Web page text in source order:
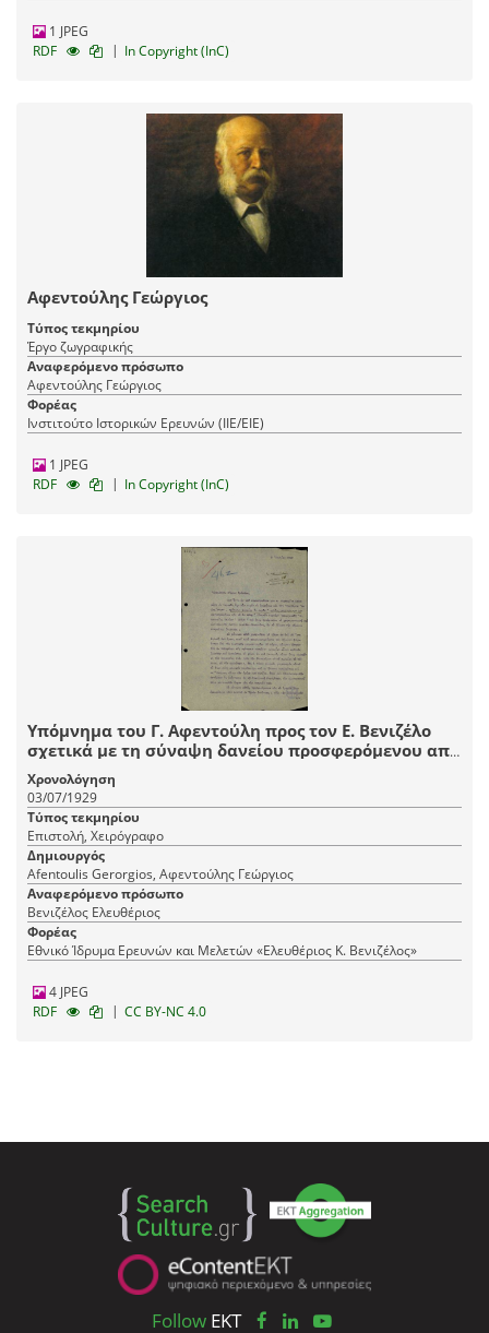
1 JPEG
RDF
| In Copyright (InC)
Αφεντούλης Γεώργιος
Τύπος τεκμηρίου
Έργο ζωγραφικής
Αναφερόμενο πρόσωπο
Αφεντούλης Γεώργιος
Φορέας
Ινστιτούτο Ιστορικών Ερευνών (ΙΙΕ/ΕΙΕ)
1 JPEG
RDF
| In Copyright (InC)
Υπόμνημα του Γ. Αφεντούλη προς τον Ε. Βενιζέλο
σχετικά με τη σύναψη δανείου προσφερόμενου από
τον Πολυμέρη για την κατασκευή άρτιου δικτύου
οδοποιίας στο Πήλιο.
Χρονολόγηση
03/07/1929
Τύπος τεκμηρίου
Επιστολή, Χειρόγραφο
Δημιουργός
Afentoulis Gerorgios, Αφεντούλης Γεώργιος
Αναφερόμενο πρόσωπο
Βενιζέλος Ελευθέριος
Φορέας
Εθνικό Ίδρυμα Ερευνών και Μελετών «Ελευθέριος Κ. Βενιζέλος»
4 JPEG
RDF
| CC BY-NC 4.0
Follow EKT